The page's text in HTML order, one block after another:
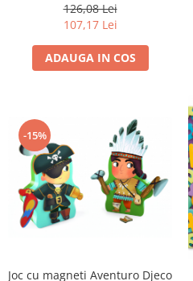
126,08 Lei
107,17 Lei
ADAUGA IN COS
-15%
Joc cu magneti Aventuro Djeco